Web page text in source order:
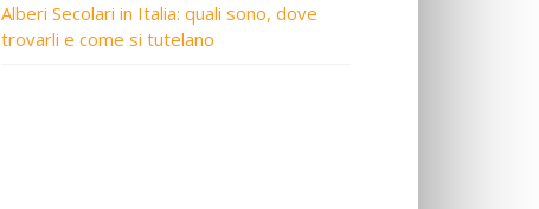
Alberi Secolari in Italia: quali sono, dove
trovarli e come si tutelano